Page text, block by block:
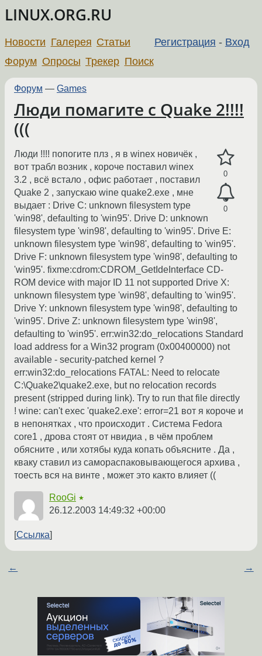
LINUX.ORG.RU
Регистрация - Вход
Новости Галерея Статьи
Форум Опросы Трекер Поиск
Форум — Games
Люди помагите с Quake 2!!!!
(((
0
0
Люди !!!! попогите плз , я в winex новичёк ,
вот трабл возник , короче поставил winex
3.2 , всё встало , офис работает , поставил
Quake 2 , запускаю wine quake2.exe , мне
выдает : Drive C: unknown filesystem type
'win98', defaulting to 'win95'. Drive D: unknown
filesystem type 'win98', defaulting to 'win95'. Drive E:
unknown filesystem type 'win98', defaulting to 'win95'.
Drive F: unknown filesystem type 'win98', defaulting to
'win95'. fixme:cdrom:CDROM_GetIdeInterface CD-
ROM device with major ID 11 not supported Drive X:
unknown filesystem type 'win98', defaulting to 'win95'.
Drive Y: unknown filesystem type 'win98', defaulting to
'win95'. Drive Z: unknown filesystem type 'win98',
defaulting to 'win95'. err:win32:do_relocations Standard
load address for a Win32 program (0x00400000) not
available - security-patched kernel ?
err:win32:do_relocations FATAL: Need to relocate
C:\Quake2\quake2.exe, but no relocation records
present (stripped during link). Try to run that file directly
! wine: can't exec 'quake2.exe': error=21 вот я короче и
в непонятках , что происходит . Система Fedora
core1 , дрова стоят от нвидиа , в чём проблем
обясните , или хотябы куда копать объясните . Да ,
кваку ставил из самораспаковывающегося архива ,
тоесть вся на винте , может это както влияет ((
RooGi ★
26.12.2003 14:49:32 +00:00
Ссылка
← →